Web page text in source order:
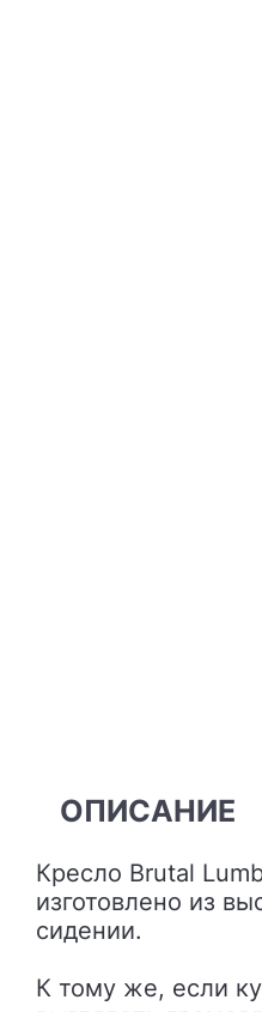
ОПИСАНИЕ
Кресло Brutal Lumberjack представляет собой стильное и комфортное изделие для домашнего / офисного интерьера. Оно
изготовлено из
сидении.
К тому же, если